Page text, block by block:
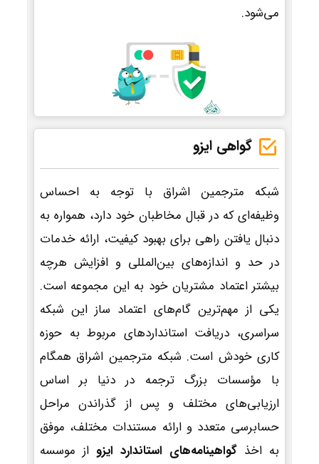
می‌شود.
گواهی ایزو
شبکه مترجمین اشراق با توجه به احساس
وظیفه‌ای که در قبال مخاطبان خود دارد، همواره به
دنبال یافتن راهی برای بهبود کیفیت، ارائه خدمات
در حد و اندازه‌های بین‌المللی و افزایش هرچه
بیشتر اعتماد مشتریان خود به این مجموعه است.
یکی از مهم‌ترین گام‌های اعتماد ساز این شبکه
سراسری، دریافت استانداردهای مربوط به حوزه
کاری خودش است. شبکه مترجمین اشراق همگام
با مؤسسات بزرگ ترجمه در دنیا بر اساس
ارزیابی‌های مختلف و پس از گذراندن مراحل
حسابرسی متعدد و ارائه مستندات مختلف، موفق
به اخذ گواهینامه‌های استاندارد ایزو از موسسه